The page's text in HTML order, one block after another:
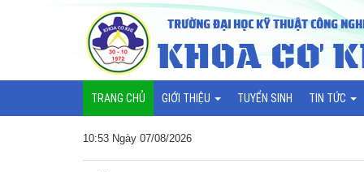
TRANG CHỦ GIỚI THIỆU TUYỂN SINH TIN TỨC
10:53 Ngày 07/08/2026